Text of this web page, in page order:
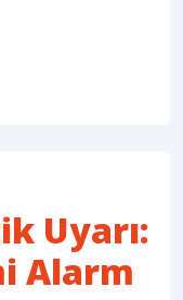
Uyarı:
Alarm